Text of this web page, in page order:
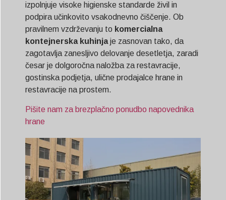
izpolnjuje visoke higienske standarde živil in
podpira učinkovito vsakodnevno čiščenje. Ob
pravilnem vzdrževanju to komercialna
kontejnerska kuhinjaje zasnovan tako, da
zagotavlja zanesljivo delovanje desetletja, zaradi
česar je dolgoročna naložba za restavracije,
gostinska podjetja, ulične prodajalce hrane in
restavracije na prostem.
Pišite nam za brezplačno ponudbo napovednika
hrane